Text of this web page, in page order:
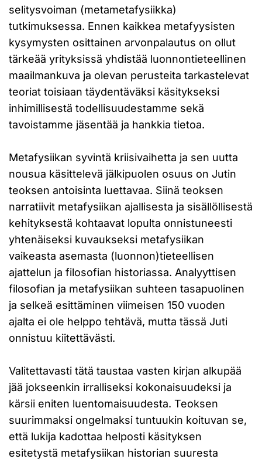
selitysvoiman (metametafysiikka)
tutkimuksessa. Ennen kaikkea metafyysisten
kysymysten osittainen arvonpalautus on ollut
tärkeää yrityksissä yhdistää luonnontieteellinen
maailmankuva ja olevan perusteita tarkastelevat
teoriat toisiaan täydentäväksi käsitykseksi
inhimillisestä todellisuudestamme sekä
tavoistamme jäsentää ja hankkia tietoa.
Metafysiikan syvintä kriisivaihetta ja sen uutta
nousua käsittelevä jälkipuolen osuus on Jutin
teoksen antoisinta luettavaa. Siinä teoksen
narratiivit metafysiikan ajallisesta ja sisällöllisestä
kehityksestä kohtaavat lopulta onnistuneesti
yhtenäiseksi kuvaukseksi metafysiikan
vaikeasta asemasta (luonnon)tieteellisen
ajattelun ja filosofian historiassa. Analyyttisen
filosofian ja metafysiikan suhteen tasapuolinen
ja selkeä esittäminen viimeisen 150 vuoden
ajalta ei ole helppo tehtävä, mutta tässä Juti
onnistuu kiitettävästi.
Valitettavasti tätä taustaa vasten kirjan alkupää
jää jokseenkin irralliseksi kokonaisuudeksi ja
kärsii eniten luentomaisuudesta. Teoksen
suurimmaksi ongelmaksi tuntuukin koituvan se,
että lukija kadottaa helposti käsityksen
esitetystä metafysiikan historian suuresta